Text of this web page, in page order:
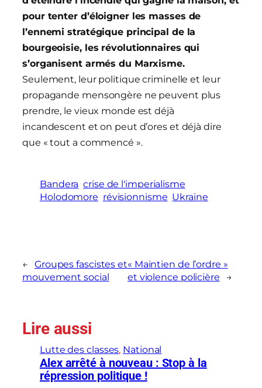
pour tenter d’éloigner les masses de
l’ennemi stratégique principal de la
bourgeoisie, les révolutionnaires qui
s’organisent armés du Marxisme.
Seulement, leur politique criminelle et leur
propagande mensongère ne peuvent plus
prendre, le vieux monde est déjà
incandescent et on peut d’ores et déjà dire
que « tout a commencé ».
Bandera crise de l'imperialisme
Holodomore révisionnisme Ukraine
←
Groupes fascistes et
mouvement social
« Maintien de l’ordre »
et violence policière
→
Lire aussi
Lutte des classes, National
Alex arrêté à nouveau : Stop à la
répression politique !